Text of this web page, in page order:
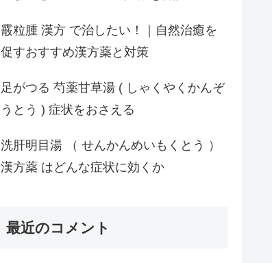
霰粒腫 漢方 で治したい！｜自然治癒を
促すおすすめ漢方薬と対策
足がつる 芍薬甘草湯 ( しゃくやくかんぞ
うとう ) 症状をおさえる
洗肝明目湯 （ せんかんめいもくとう ）
漢方薬 はどんな症状に効くか
最近のコメント